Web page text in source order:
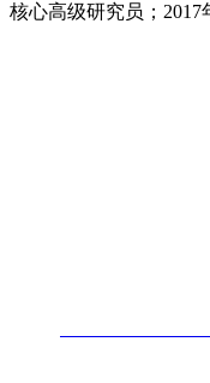
核心高级研究员；2017